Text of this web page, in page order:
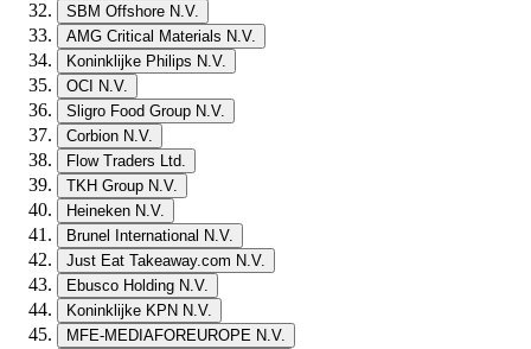
SBM Offshore N.V.
AMG Critical Materials N.V.
Koninklijke Philips N.V.
OCI N.V.
Sligro Food Group N.V.
Corbion N.V.
Flow Traders Ltd.
TKH Group N.V.
Heineken N.V.
Brunel International N.V.
Just Eat Takeaway.com N.V.
Ebusco Holding N.V.
Koninklijke KPN N.V.
MFE-MEDIAFOREUROPE N.V.